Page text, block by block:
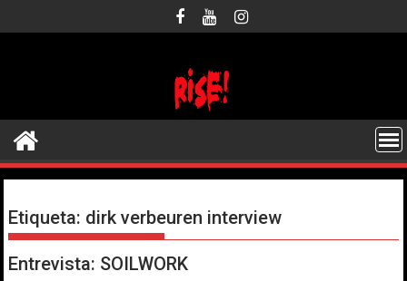
al
Etiqueta: dirk verbeuren interview
Entrevista: SOILWORK